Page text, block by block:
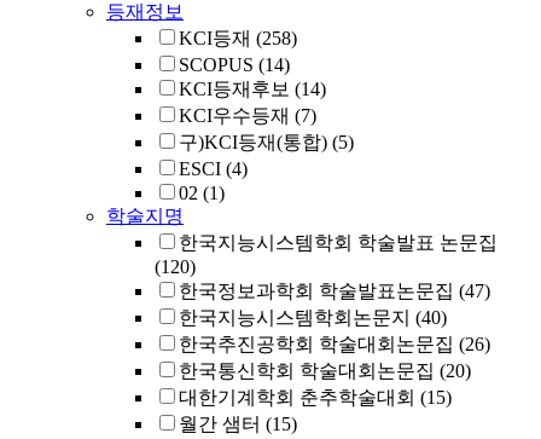
등재정보
KCI등재 (258)
SCOPUS (14)
KCI등재후보 (14)
KCI우수등재 (7)
구)KCI등재(통합) (5)
ESCI (4)
02 (1)
학술지명
한국지능시스템학회 학술발표 논문집
(120)
한국정보과학회 학술발표논문집 (47)
한국지능시스템학회논문지 (40)
한국추진공학회 학술대회논문집 (26)
한국통신학회 학술대회논문집 (20)
대한기계학회 춘추학술대회 (15)
월간 샘터 (15)